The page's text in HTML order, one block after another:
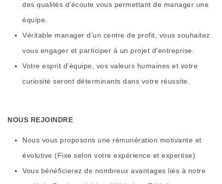
des qualités d’écoute vous permettant de manager une
équipe.
Véritable manager d’un centre de profit, vous souhaitez
vous engager et participer à un projet d’entreprise.
Votre esprit d’équipe, vos valeurs humaines et votre
curiosité seront déterminants dans votre réussite.
NOUS REJOINDRE
Nous vous proposons une rémunération motivante et
évolutive (Fixe selon votre expérience et expertise)
Vous bénéficierez de nombreux avantages liés à notre